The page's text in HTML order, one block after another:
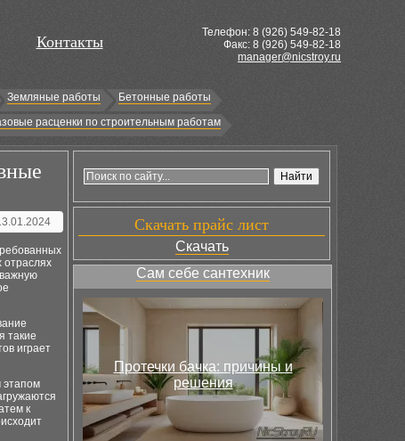
Контакты
Телефон: 8 (926) 549-82-18
Факс: 8 (926) 549-82-18
manager@nicstroy.ru
Земляные работы
Бетонные работы
расценки по строительным работам
отраслях
такие
играет
этапом
к
Скачать прайс лист
Скачать
Сам себе сантехник
Протечки бачка: причины и
решения